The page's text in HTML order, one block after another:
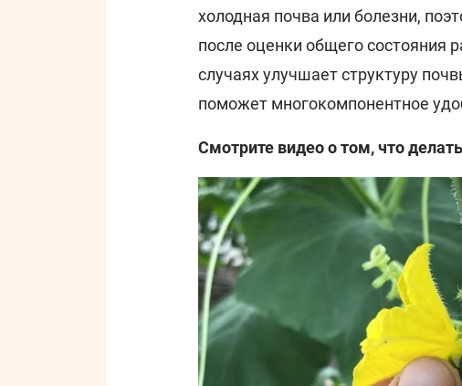
холодная почва или болезни,
после оценки общего состояния
случаях улучшает структуру
поможет многокомпонентное
Смотрите видео о том, что